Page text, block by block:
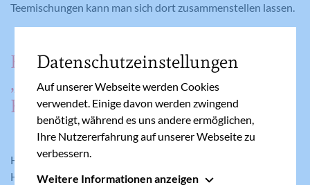
Teemischungen kann man sich dort zusammenstellen lassen.
Besonders hilfreich ist die
„kleine Heilpflanzen-
Hausapotheke“ auf Seite 44!
Hier werden die wichtigsten Kräuter aufgezählt, die in jedem
Haushalt vorhanden sein sollten, wie zB Birkenblätter,
Datenschutzeinstellungen
Auf unserer Webseite werden Cookies
verwendet. Einige davon werden zwingend
benötigt, während es uns andere ermöglichen,
Ihre Nutzererfahrung auf unserer Webseite zu
verbessern.
Weitere Informationen anzeigen